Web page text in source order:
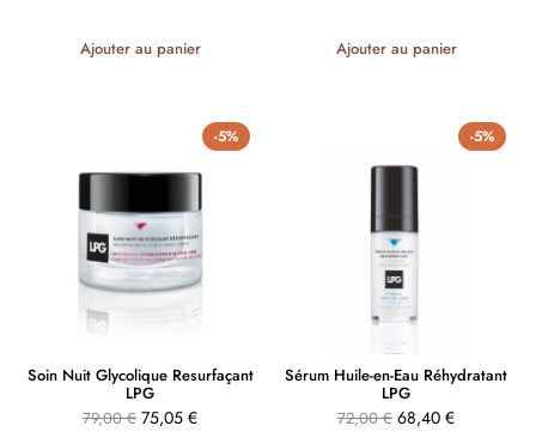
Ajouter au panier Ajouter au panier
-5%
Soin Nuit Glycolique Resurfaçant
LPG
79,00€ 75,05 €
-5%
Sérum Huile-en-Eau Réhydratant
LPG
72,00€ 68,40 €